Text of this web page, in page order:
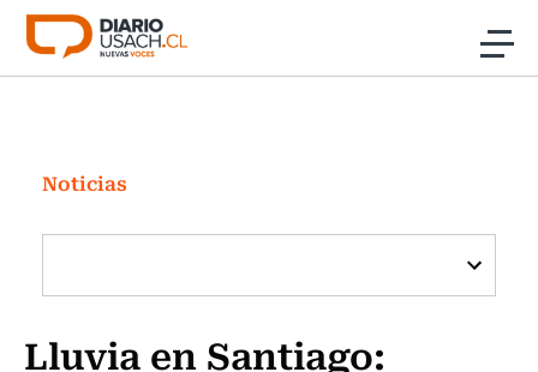
Click acá para ir directamente al contenido
Investigación
Cultura
Programas Radio y TV Usach
Noticias
Lluvia en Santiago: